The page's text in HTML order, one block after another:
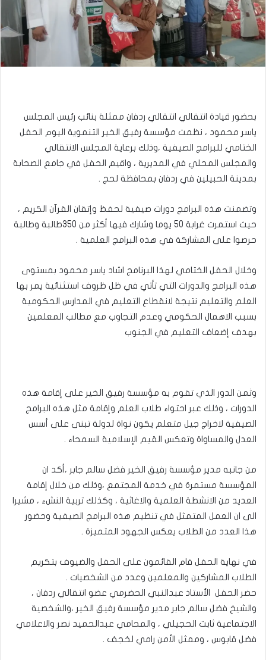
بحضور قيادة انتقالي انتقالي ردفان ممثلة بنائب رئيس المجلس
ياسر محمود ، نظمت مؤسسة رفيق الخير التنموية اليوم الحفل
الختامي للبرامج الصيفية ،وذلك برعاية المجلس الانتقالي
والمجلس المحلي في المديرية ، واقيم الحفل في جامع الصحابة
بمدينة الحبيلين في ردفان بمحافظة لحج .
وتضمنت هذه البرامج دورات صيفية لحفظ وإتقان القرآن الكريم ،
حيث استمرت غرابة 50 يوما وشارك فيها أكثر من 350طالبة وطالبة
حرصوا على المشاركة في هذه البرامج العلمية .
وخلال الحفل الختامي لهذا البرنامج اشاد ياسر محمود بمستوى
هذه البرامج والدورات التي تأتي في ظل ظروف استثنائية يمر بها
العلم والتعليم نتيجة لانقطاع التعليم في المدارس الحكومية
بسبب الاهمال الحكومي وعدم التجاوب مع مطالب المعلمين
بهدف إضعاف التعليم في الجنوب
وثمن الدور الذي تقوم به مؤسسة رفيق الخير على إقامة هذه
الدورات ، وذلك عبر احتواء طلاب العلم وإقامة مثل هذه البرامج
الصيفية لاخراج جيل متعلم يكون نواة لدولة تبنى على أسس
العدل والمساواة وتعكس القيم الإسلامية السمحاء .
من جانبه مدير مؤسسة رفيق الخير فضل سالم جابر ،أكد ان
المؤسسة مستمرة في خدمة المجتمع ،وذلك من خلال إقامة
العديد من الانشطة العلمية والاغاثية ، وكذلك تربية النشء ، مشيرا
الى ان العمل المتمثل في تنظيم هذه البرامج الصيفية وحضور
هذا العدد من الطلاب يعكس الجهود المتميزة .
في نهاية الحفل قام القائمون على الحفل والضيوف بتكريم
الطلاب المشاركين والمعلمين وعدد من الشخصيات .
حضر الحفل الأستاذ عبدالنبي الحضرمي عضو انتقالي ردفان ،
والشيخ فضل سالم جابر مدير مؤسسة رفيق الخير ،والشخصية
الاجتماعية ثابت الحجيلي ، والمحامي عبدالحميد نصر والاعلامي
فضل قابوس ، وممثل الأمن رامي لخجف .